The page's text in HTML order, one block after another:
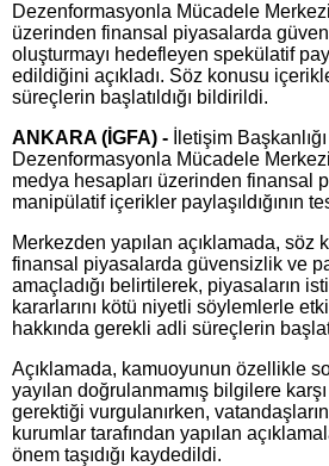
Dezenformasyonla Mücadele
üzerinden finansal piyasalarda
oluşturmayı hedefleyen spekülatif
edildiğini açıkladı. Söz konusu
süreçlerin başlatıldığı bildirildi.
ANKARA (İGFA) -
İletişim
Dezenformasyonla Mücadele
medya hesapları üzerinden finansal
manipülatif içerikler paylaşıldığının
Merkezden yapılan açıklamada, söz
finansal piyasalarda güvensizlik ve
amaçladığı belirtilerek, piyasaların
kararlarını kötü niyetli söylemlerle
hakkında gerekli adli süreçlerin
Açıklamada, kamuoyunun özellikle
yayılan doğrulanmamış bilgilere
gerektiği vurgulanırken,
kurumlar tarafından yapılan
önem taşıdığı kaydedildi.